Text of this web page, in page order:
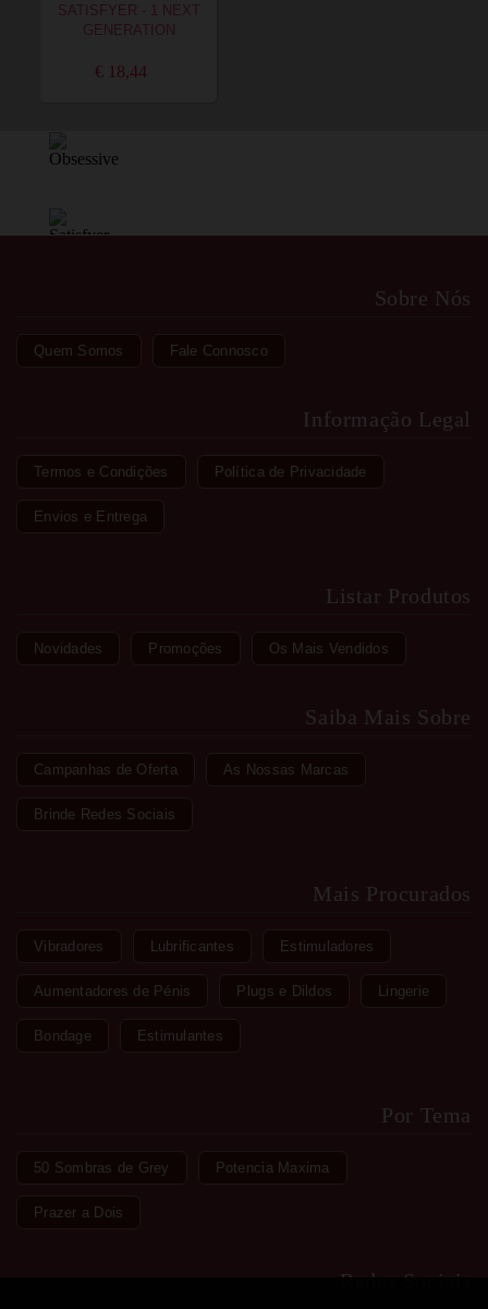
SATISFYER - 1 NEXT
GENERATION
€ 18,44
Sobre Nós
Quem Somos Fale Connosco
Informação Legal
Termos e Condições Política de Privacidade
Envios e Entrega
Listar Produtos
Novidades Promoções Os Mais Vendidos
Saiba Mais Sobre
Campanhas de Oferta As Nossas Marcas
Brinde Redes Sociais
Mais Procurados
Vibradores Lubrificantes Estimuladores
Aumentadores de Pénis Plugs e Dildos Lingerie
Bondage Estimulantes
Por Tema
50 Sombras de Grey Potencia Maxima
Prazer a Dois
Redes Sociais